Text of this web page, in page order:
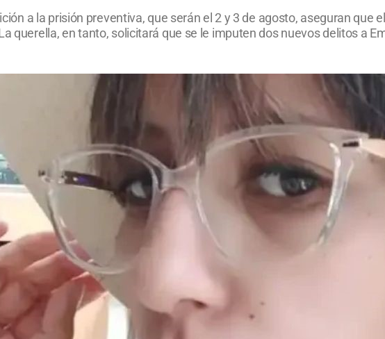
a la prisión preventiva, que serán el 2 y 3 de agosto, aseguran que
querella, en tanto, solicitará que se le imputen dos nuevos delitos a